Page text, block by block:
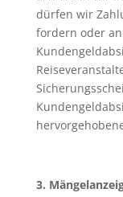
dürfen wir
fordern oder
3.